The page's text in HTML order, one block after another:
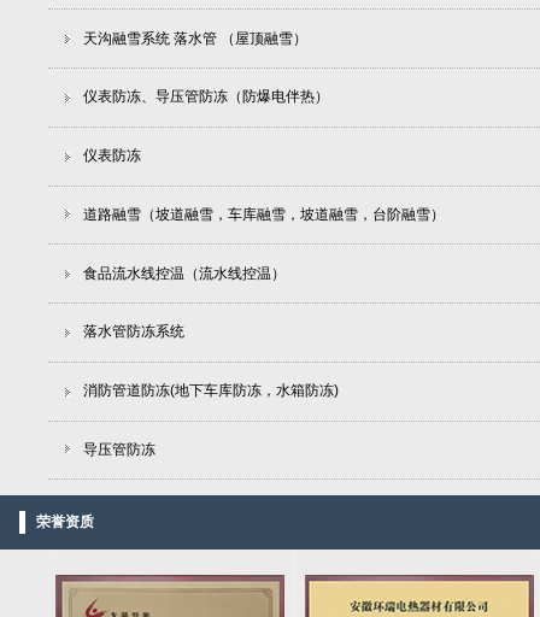
天沟融雪系统 落水管 （屋顶融雪）
仪表防冻、导压管防冻（防爆电伴热）
仪表防冻
道路融雪（坡道融雪，车库融雪，坡道融雪，台阶融雪）
食品流水线控温（流水线控温）
落水管防冻系统
消防管道防冻(地下车库防冻，水箱防冻)
导压管防冻
荣誉资质